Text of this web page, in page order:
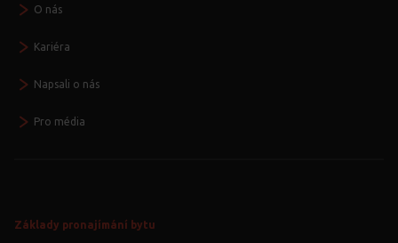
O nás
Kariéra
Napsali o nás
Pro média
Základy pronajímání bytu